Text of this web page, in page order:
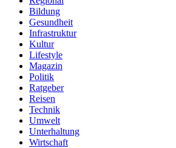
Bildung
Gesundheit
Infrastruktur
Kultur
Lifestyle
Magazin
Politik
Ratgeber
Reisen
Technik
Umwelt
Unterhaltung
Wirtschaft